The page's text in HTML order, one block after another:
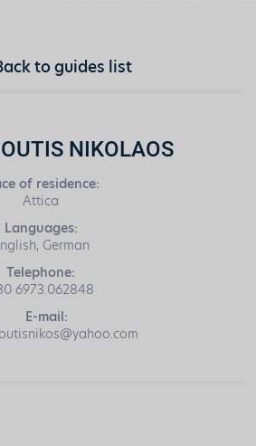
to guides list
NIKOLAOS
of residence:
Attica
Languages:
German
Telephone:
6973.062848
E-mail: